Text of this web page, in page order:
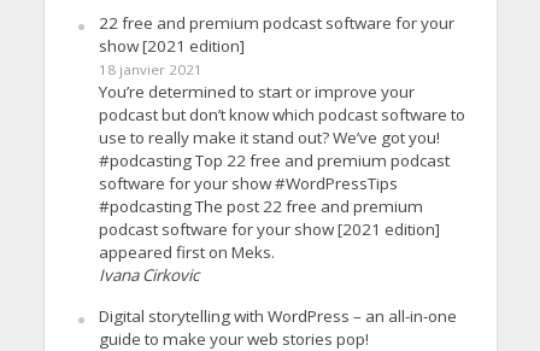
22 free and premium podcast software for your
show [2021 edition]
18 janvier 2021
You’re determined to start or improve your
podcast but don’t know which podcast software to
use to really make it stand out? We’ve got you!
#podcasting Top 22 free and premium podcast
software for your show #WordPressTips
#podcasting The post 22 free and premium
podcast software for your show [2021 edition]
appeared first on Meks.
Ivana Cirkovic
Digital storytelling with WordPress – an all-in-one
guide to make your web stories pop!